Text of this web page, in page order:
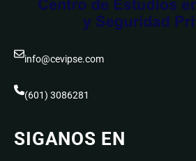
info@cevipse.com
(601) 3086281
SIGANOS EN